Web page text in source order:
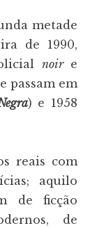
metade
de 1990,
noir e
passam em
) e 1958
reais com
aquilo
de ficção
de